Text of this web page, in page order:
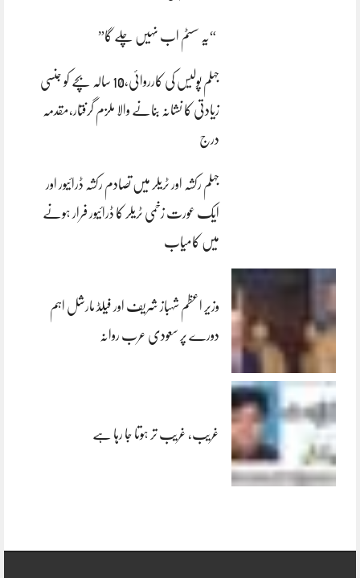
“یہ سسٹم اب نہیں چلے گا”
جہلم پولیس کی کارروائی،10 سالہ بچے کو جنسی
زیادتی کا نشانہ بنانے والا ملزم گرفتار،مقدمہ
درج
جہلم رکشہ اور ٹریلر میں تصادم رکشہ ڈرائیور اور
ایک عورت زخمی ٹریلر کا ڈرائیور فرار ہونے
میں کامیاب
وزیر اعظم شہباز شریف اور فیلڈ مارشل اہم
دورے پر سعودی عرب روانہ
غریب، غریب تر ہوتا جا رہا ہے